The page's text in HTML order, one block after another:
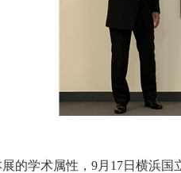
的学术属性，9月17日横浜